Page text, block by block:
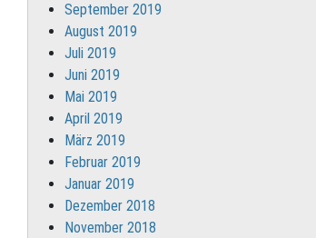
September 2019
August 2019
Juli 2019
Juni 2019
Mai 2019
April 2019
März 2019
Februar 2019
Januar 2019
Dezember 2018
November 2018